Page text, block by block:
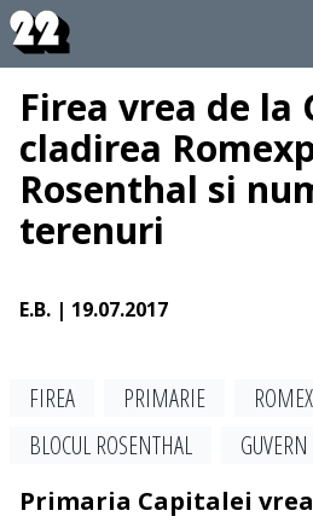
Firea vrea de la
cladirea
Rosenthal si
terenuri
E.B. | 19.07.2017
FIREA PRIMARIE
BLOCUL ROSENTHAL
GUVERN
Primaria Capitalei